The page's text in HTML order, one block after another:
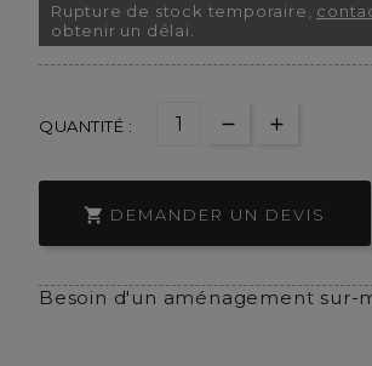
Rupture de stock temporaire,
obtenir un délai.
QUANTITÉ :
 DEMANDER UN DEVIS
Besoin d'un aménagement sur-